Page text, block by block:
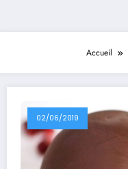
Accueil
02/06/2019